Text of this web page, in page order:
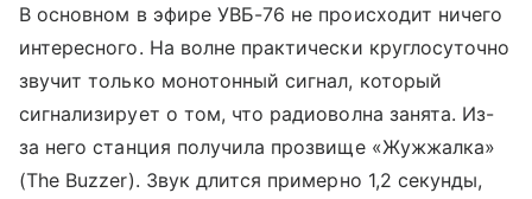
В основном в эфире УВБ-76 не происходит ничего
интересного. На волне практически круглосуточно
звучит только монотонный сигнал, который
сигнализирует о том, что радиоволна занята. Из-
за него станция получила прозвище «Жужжалка»
(The Buzzer). Звук длится примерно 1,2 секунды,